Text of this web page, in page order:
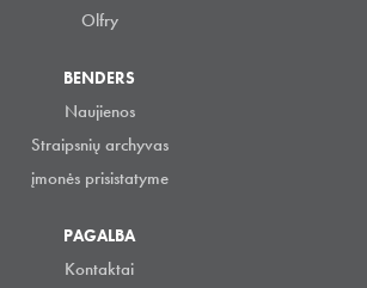
Olfry
BENDERS
Naujienos
Straipsnių archyvas
įmonės prisistatyme
PAGALBA
Kontaktai